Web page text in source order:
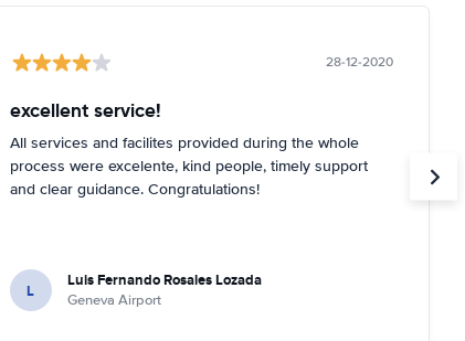
28-12-2020
excellent service!
All services and facilites provided during the whole
process were excelente, kind people, timely support
and clear guidance. Congratulations!
L Luis Fernando Rosales Lozada
Geneva Airport